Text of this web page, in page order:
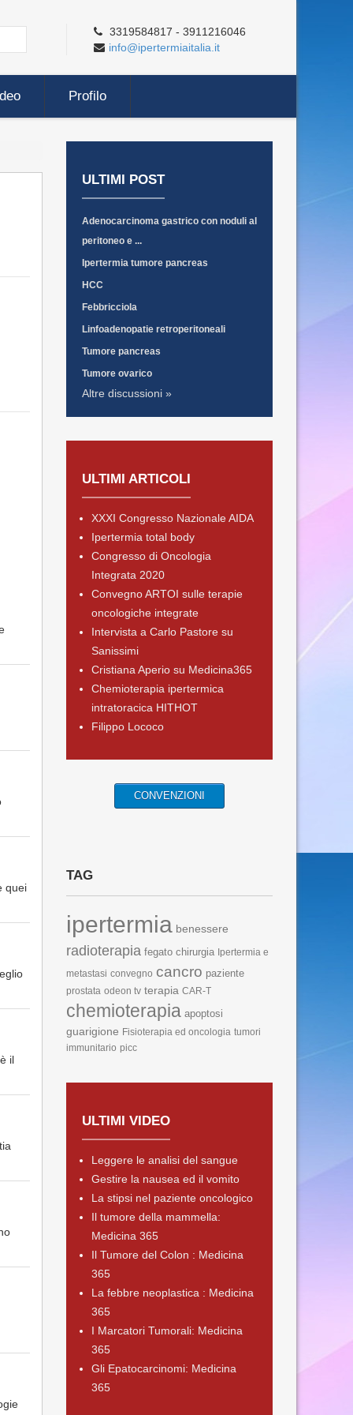
3319584817 - 3911216046
info@ipertermiaitalia.it
Profilo
quei
il
ULTIMI POST
Adenocarcinoma gastrico con noduli al
peritoneo e ...
Ipertermia tumore pancreas
HCC
Febbricciola
Linfoadenopatie retroperitoneali
Tumore pancreas
Tumore ovarico
Altre discussioni »
ULTIMI ARTICOLI
XXXI Congresso Nazionale AIDA
Ipertermia total body
Congresso di Oncologia
Integrata 2020
Convegno ARTOI sulle terapie
oncologiche integrate
Intervista a Carlo Pastore su
Sanissimi
Cristiana Aperio su Medicina365
Chemioterapia ipertermica
intratoracica HITHOT
Filippo Lococo
CONVENZIONI
TAG
ipertermia benessere
radioterapia fegato chirurgia Ipertermia e
metastasi convegno cancro paziente
prostata odeon tv terapia CAR-T
chemioterapia apoptosi
guarigione Fisioterapia ed oncologia tumori
immunitario picc
ULTIMI VIDEO
Leggere le analisi del sangue
Gestire la nausea ed il vomito
La stipsi nel paziente oncologico
Il tumore della mammella:
Medicina 365
Il Tumore del Colon : Medicina
365
La febbre neoplastica : Medicina
365
I Marcatori Tumorali: Medicina
365
Gli Epatocarcinomi: Medicina
365